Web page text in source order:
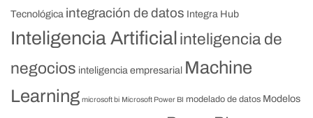
Tecnológica integración de datos Integra Hub
Inteligencia Artificial inteligencia de
negocios inteligencia empresarial Machine
Learning microsoft bi Microsoft Power BI modelado de datos Modelos